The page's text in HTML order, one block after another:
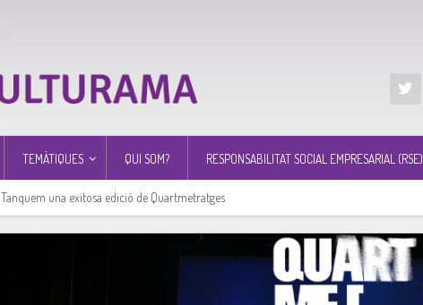
TEMÀTIQUES QUI SOM? RESPONSABILITAT SOCIAL EMPRESARIAL (RSE)
Tanquem una exitosa edició de Quartmetratges